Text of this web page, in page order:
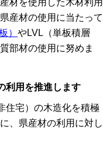
材を使用した木材利用
産材の使用に当たって
） やLVL（単板積層
部材の使用に努めま
利用を推進します
住宅）の木造化を積極
、県産材の利用に対し